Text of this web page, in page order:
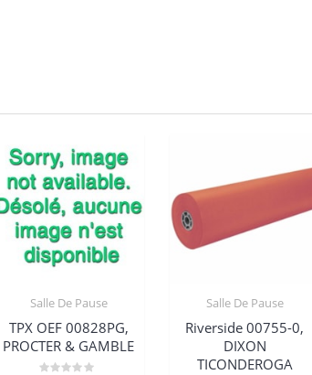
Salle De Pause
TPX OEF 00828PG,
PROCTER & GAMBLE
Salle De Pause
Riverside 00755-0,
DIXON
TICONDEROGA